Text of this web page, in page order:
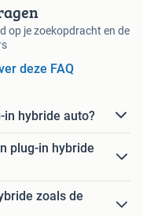
op je zoekopdracht en de
deze FAQ
in hybride auto?
plug-in hybride
zoals de